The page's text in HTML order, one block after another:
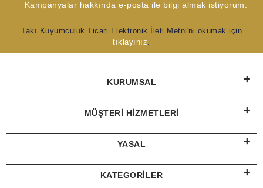
Kampanyalar hakkında e-posta ile bilgi almak istiyorum.
Takı Kuyumculuk Ticari Elektronik İleti Metni'ni okumak için
tıklayınız
KURUMSAL
MÜŞTERI HIZMETLERI
YASAL
KATEGORILER